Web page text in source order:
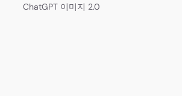
ChatGPT 이미지 2.0